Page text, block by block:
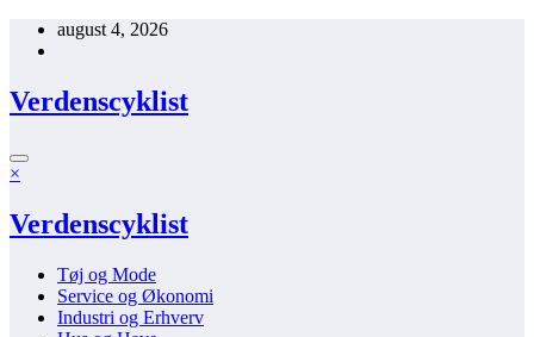
Videreaugust 4, 2026
Verdenscyklist
×
Verdenscyklist
Tøj og Mode
Service og Økonomi
Industri og Erhverv